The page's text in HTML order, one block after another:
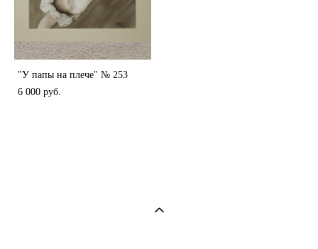
"У папы на плече" № 253
6 000 pуб.